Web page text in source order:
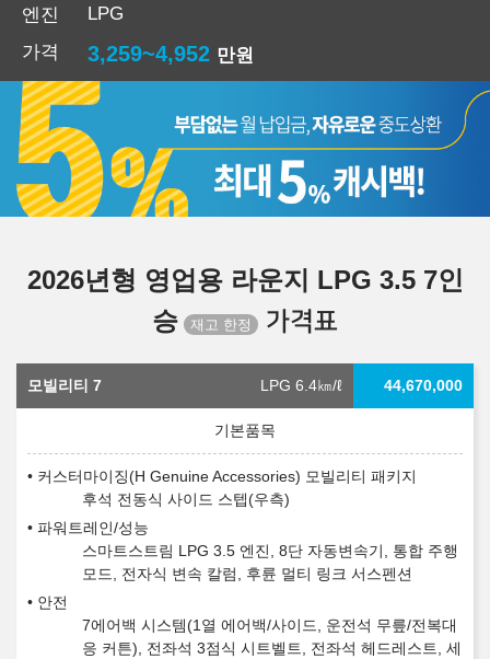
엔진
LPG
가격
3,259~4,952 만원
2026년형 영업용 라운지 LPG 3.5 7인
승
가격표
모빌리티 7 LPG 6.4㎞/ℓ 44,670,000
커스터마이징(H Genuine Accessories) 모빌리티 패키지
후석 전동식 사이드 스텝(우측)
파워트레인/성능
스마트스트림 LPG 3.5 엔진, 8단 자동변속기, 통합 주행
모드, 전자식 변속 칼럼, 후륜 멀티 링크 서스펜션
안전
7에어백 시스템(1열 에어백/사이드, 운전석 무릎/전복대
응 커튼), 전좌석 3점식 시트벨트, 전좌석 헤드레스트, 세